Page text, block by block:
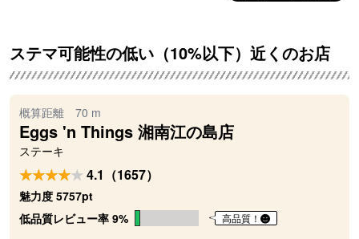
ステマ可能性の低い（10%以下）近くのお店
概算距離 70 m
Eggs 'n Things 湘南江の島店
ステーキ
4.1（1657）
魅力度 5757pt
低品質レビュー率 9%
高品質！